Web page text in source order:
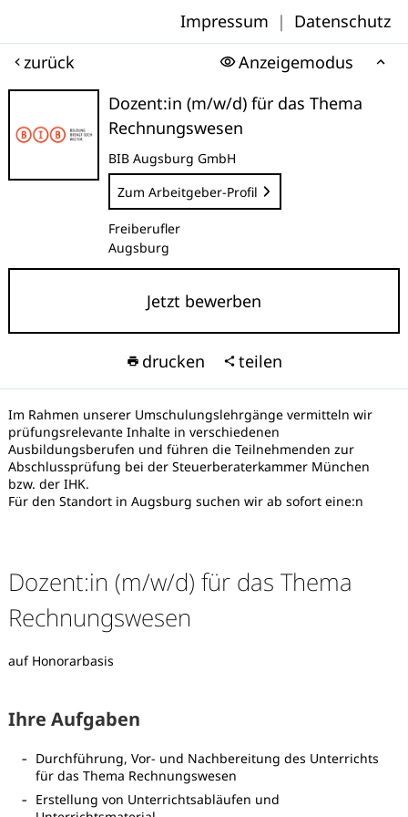
Impressum | Datenschutz
zurück
Anzeigemodus
Dozent:in (m/w/d) für das Thema
Rechnungswesen
BIB Augsburg GmbH
Zum Arbeitgeber-Profil
Freiberufler
Augsburg
Jetzt bewerben
drucken teilen
Im Rahmen unserer Umschulungslehrgänge vermitteln wir
prüfungsrelevante Inhalte in verschiedenen
Ausbildungsberufen und führen die Teilnehmenden zur
Abschlussprüfung bei der Steuerberaterkammer München
bzw. der IHK.
Für den Standort in Augsburg suchen wir ab sofort eine:n
Dozent:in (m/w/d) für das Thema
Rechnungswesen
auf Honorarbasis
Ihre Aufgaben
Durchführung, Vor- und Nachbereitung des Unterrichts
für das Thema Rechnungswesen
Erstellung von Unterrichtsabläufen und
Karte anzeigen